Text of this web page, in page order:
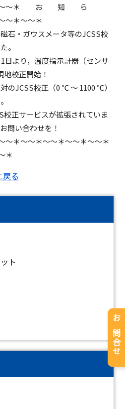
～＊～～＊ お 知 ら
＊～～＊
・ガウスメータ等のJCSS校
。
日より，温度指示計器（センサ
地校正開始！
のJCSS校正（0 ℃ ～ 1100 ℃）
校正サービスが拡張されていま
問い合わせを！
～＊～～＊～～＊～～＊～～＊
＊
る
ト
お問合せ